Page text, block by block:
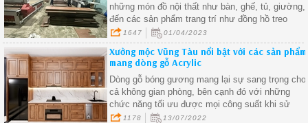
những món đồ nội thất như bàn, ghế, tủ, giường,
đến các sản phẩm trang trí như đồng hồ treo
tường, tranh treo tường, và các sản phẩm gỗ
khác.
1647 01/04/2023
Xưởng mộc Vũng Tàu nổi bật với các sản phẩm
mang dòng gỗ Acrylic
Dòng gỗ bóng gương mang lại sự sang trọng cho
cả không gian phòng, bên cạnh đó với những
chức năng tối ưu được mọi công suất khi sử
dụng nội thất gỗ giá rẻ
1178 13/07/2022